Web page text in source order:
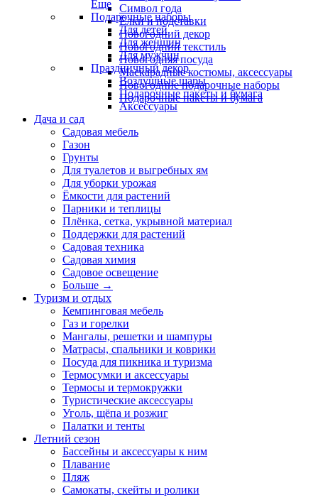
Символ года
Ёлки и подставки
Новогодний декор
Новогодний текстиль
Новогодняя посуда
Маскарадные костюмы, аксессуары
Новогодние подарочные наборы
Подарочные пакеты и бумага
Еще
Подарочные наборы
Для детей
Для женщин
Для мужчин
Праздничный декор
Воздушные шары
Подарочные пакеты и бумага
Аксессуары
Дача и сад
Садовая мебель
Газон
Грунты
Для туалетов и выгребных ям
Для уборки урожая
Ёмкости для растений
Парники и теплицы
Плёнка, сетка, укрывной материал
Поддержки для растений
Садовая техника
Садовая химия
Садовое освещение
Больше →
Туризм и отдых
Кемпинговая мебель
Газ и горелки
Мангалы, решетки и шампуры
Матрасы, cпальники и коврики
Посуда для пикника и туризма
Термосумки и аксессуары
Термосы и термокружки
Туристические аксессуары
Уголь, щёпа и розжиг
Палатки и тенты
Летний сезон
Бассейны и аксессуары к ним
Плавание
Пляж
Самокаты, скейты и ролики